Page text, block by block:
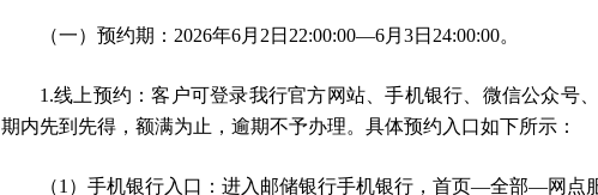
（一）预约期：2026年6月2日22:00:00—6月3日24:00:00。
1.线上预约：客户可登录我行官方网站、手机银行、微信公众号
期内先到先得，额满为止，逾期不予办理。具体预约入口如下所示：
（1）手机银行入口：进入邮储银行手机银行，首页—全部—网点